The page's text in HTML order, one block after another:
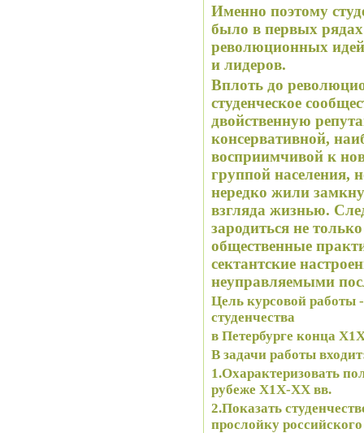
Именно поэтому
было в первых
революционных
и лидеров.
Вплоть до
студенческое
двойственную
консервативной,
восприимчивой к
группой населения,
нередко жили
взгляда жизнью.
зародиться не
общественные
сектантские
неуправляемыми
Цель курсовой работы
студенчества
в Петербурге конца
В задачи работы
1.Охарактеризовать
рубеже Х1Х-ХХ вв.
2.Показать
прослойку